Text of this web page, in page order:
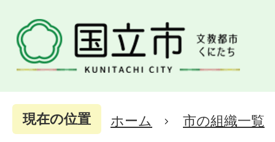
現在の位置 ホーム 市の組織一覧